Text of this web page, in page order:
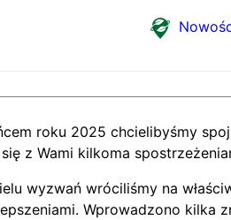
roku 2025 chcielibyśmy
z Wami kilkoma
wyzwań wróciliśmy na
Wprowadzono kilka